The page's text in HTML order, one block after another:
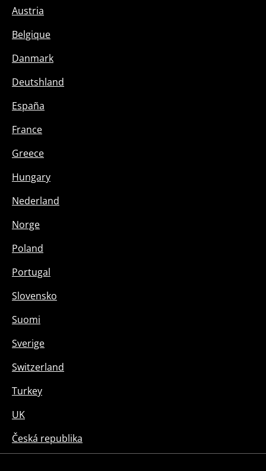
Austria
Belgique
Danmark
Deutshland
España
France
Greece
Hungary
Nederland
Norge
Poland
Portugal
Slovensko
Suomi
Sverige
Switzerland
Turkey
UK
Česká republika